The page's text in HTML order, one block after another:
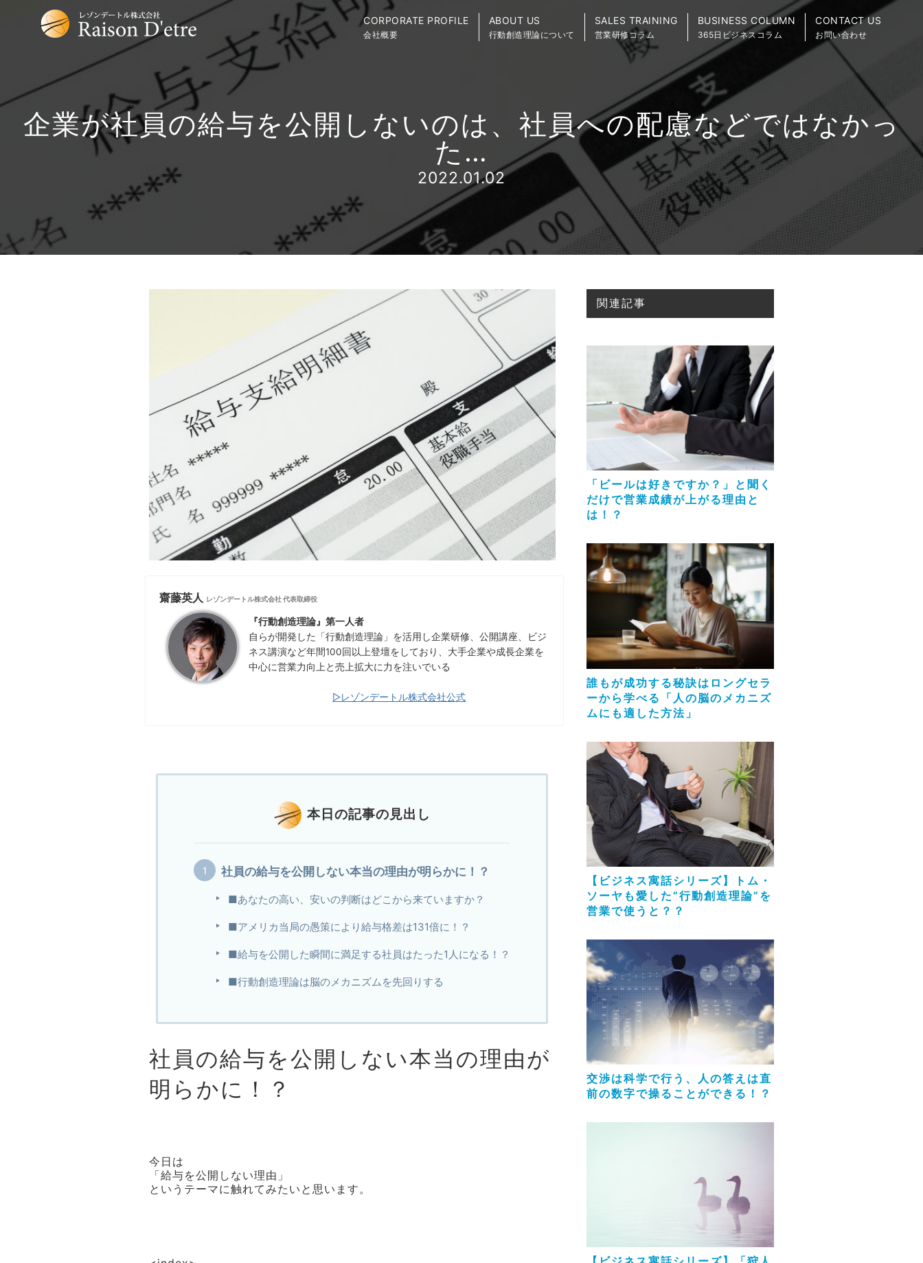
CORPORATE PROFILE
会社概要
ABOUT US
行動創造理論について
SALES TRAINING
営業研修コラム
BUSINESS COLUMN
365日ビジネスコラム
CONTACT US
お問い合わせ
企業が社員の給与を公開しないのは、社員への配慮などではなかっ
た…
2022.01.02
齋藤英人 レゾンデートル株式会社 代表取締役
『行動創造理論』第一人者
自らが開発した「行動創造理論」を活用し企業研修、公開講座、ビジ
ネス講演など年間100回以上登壇をしており、大手企業や成長企業を
中心に営業力向上と売上拡大に力を注いでいる
▷レゾンデートル株式会社公式
本日の記事の見出し
社員の給与を公開しない本当の理由が明らかに！？
■あなたの高い、安いの判断はどこから来ていますか？
■アメリカ当局の愚策により給与格差は131倍に！？
■給与を公開した瞬間に満足する社員はたった1人になる！？
■行動創造理論は脳のメカニズムを先回りする
社員の給与を公開しない本当の理由が
明らかに！？
今日は
「給与を公開しない理由」
というテーマに触れてみたいと思います。
関連記事
「ビールは好きですか？」と聞く
だけで営業成績が上がる理由と
は！？
誰もが成功する秘訣はロングセラ
ーから学べる「人の脳のメカニズ
ムにも適した方法」
【ビジネス寓話シリーズ】トム・
ソーヤも愛した”行動創造理論”を
営業で使うと？？
交渉は科学で行う、人の答えは直
前の数字で操ることができる！？